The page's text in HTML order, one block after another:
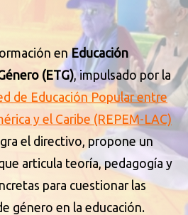
enEducación
(ETG), impulsado por la
de Educación Popular entre
y el Caribe (REPEM-LAC)
el directivo, propone un
articula teoría, pedagogía y
para cuestionar las
género en la educación.